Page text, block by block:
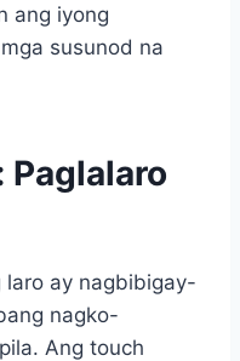
ang iyong
susunod na
laro ay nagbibigay-
nagko-
Ang touch